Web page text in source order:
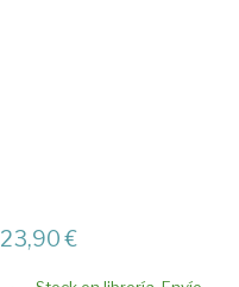
23,90 €